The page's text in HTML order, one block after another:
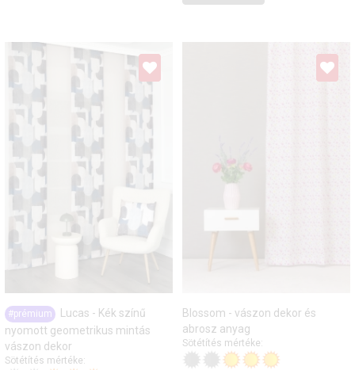
#prémium
Lucas - Kék színű
nyomott geometrikus mintás
vászon dekor
Sötétítés mértéke:
Blossom - vászon dekor és
abrosz anyag
Sötétítés mértéke: